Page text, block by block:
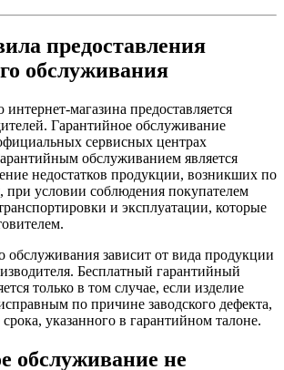
предоставления
обслуживания
магазина предоставляется
Гарантийное обслуживание
сервисных центрах
обслуживанием является
недостатков продукции, возникших по
при условии соблюдения покупателем
и эксплуатации, которые
обслуживания зависит от вида продукции
Бесплатный гарантийный
только в том случае, если изделие
по причине заводского дефекта,
указанного в гарантийном талоне.
обслуживание не